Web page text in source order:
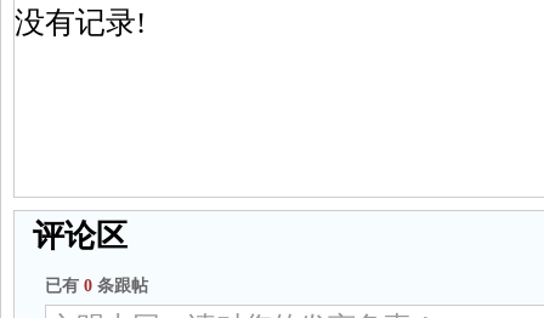
没有记录!
评论区
已有 0 条跟帖